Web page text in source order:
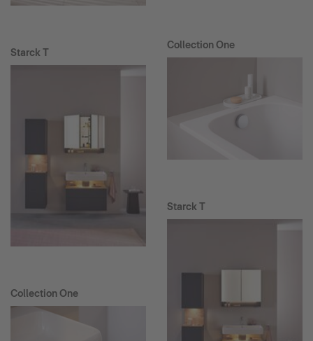
Starck T
Collection One
Collection One
Starck T